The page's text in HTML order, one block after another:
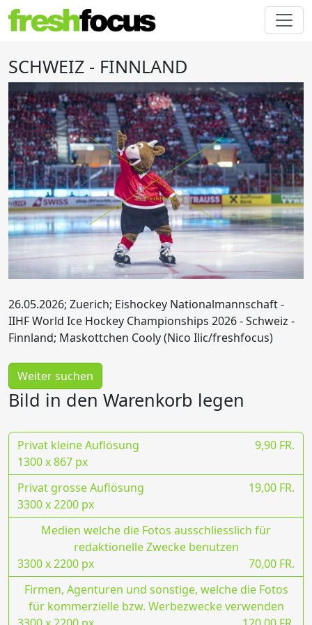
SCHWEIZ - FINNLAND
26.05.2026; Zuerich; Eishockey Nationalmannschaft -
IIHF World Ice Hockey Championships 2026 - Schweiz -
Finnland; Maskottchen Cooly (Nico Ilic/freshfocus)
Weiter suchen
Bild in den Warenkorb legen
Privat kleine Auflösung
9,90 FR.
1300 x 867 px
Privat grosse Auflösung
19,00 FR.
3300 x 2200 px
Medien welche die Fotos ausschliesslich für
redaktionelle Zwecke benutzen
70,00 FR.
3300 x 2200 px
Firmen, Agenturen und sonstige, welche die Fotos
für kommerzielle bzw. Werbezwecke verwenden